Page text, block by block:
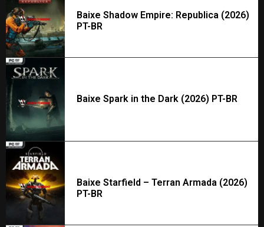
Baixe Shadow Empire: Republica (2026)
PT-BR
Baixe Spark in the Dark (2026) PT-BR
Baixe Starfield – Terran Armada (2026)
PT-BR